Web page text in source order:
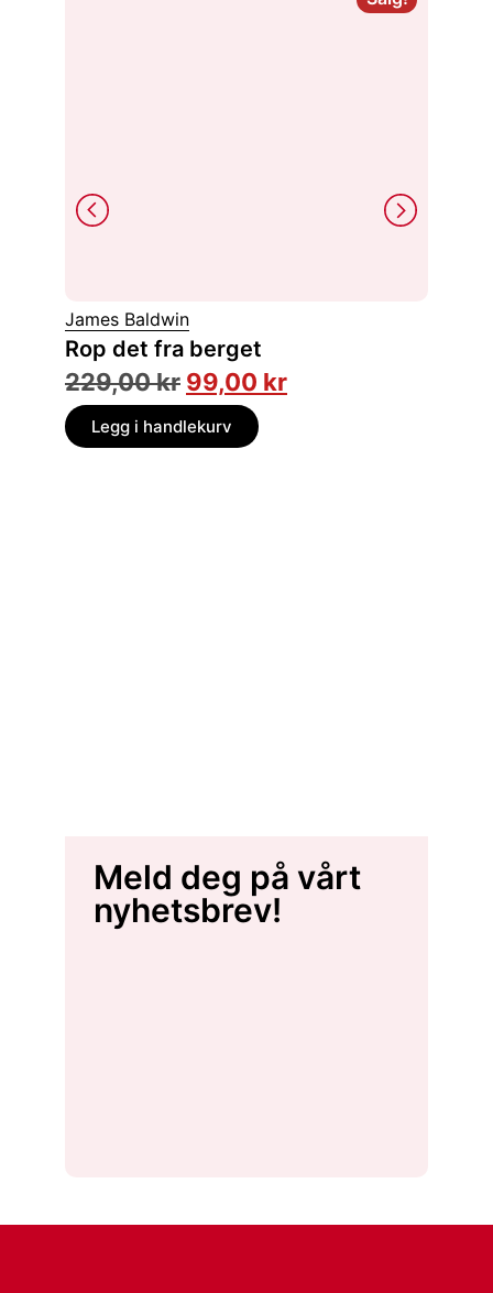
James Baldwin
Rop det fra berget
229,00kr 99,00 kr
Legg i handlekurv
Meld deg på vårt
nyhetsbrev!